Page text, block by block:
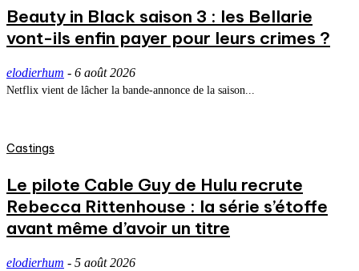
Beauty in Black saison 3 : les Bellarie
vont-ils enfin payer pour leurs crimes ?
elodierhum - 6 août 2026
Netflix vient de lâcher la bande-annonce de la saison...
Castings
Le pilote Cable Guy de Hulu recrute
Rebecca Rittenhouse : la série s’étoffe
avant même d’avoir un titre
elodierhum - 5 août 2026